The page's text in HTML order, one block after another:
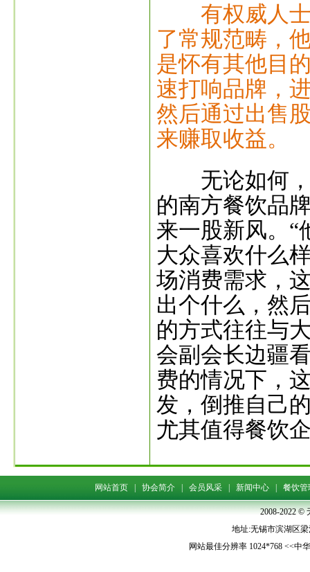
有权威人
了常规范畴，
是怀有其他目
速打响品牌，
然后通过出售
来赚取收益。
无论如何，
的南方餐饮品
来一股新风。“
大众喜欢什么
场消费需求，
出个什么，然
的方式往往与
会副会长边疆
费的情况下，
发，倒推自己
尤其值得餐饮
网站首页 协会简介 会员风采 新闻中心 餐饮管
2008-2022 ©
地址:无锡市滨湖区梁
网站最佳分辨率 1024*768 <<中